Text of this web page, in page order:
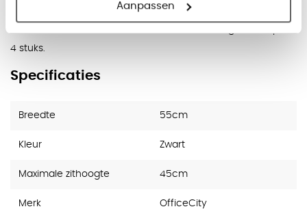
Aanpassen
4 stuks.
Specificaties
Breedte 55cm
Kleur Zwart
Maximale zithoogte 45cm
Merk OfficeCity